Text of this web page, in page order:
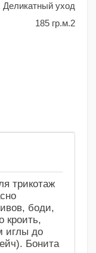
уход
185 гр.м.2
трикотаж
боди,
кроить,
иглы до
Бонита